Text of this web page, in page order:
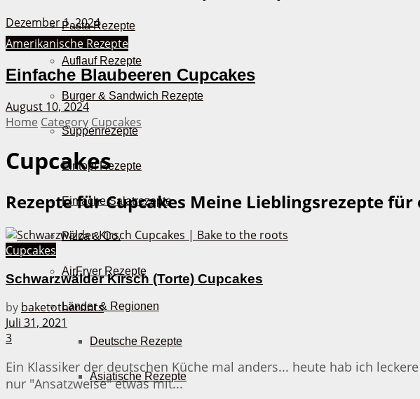
Pasta Rezepte
Auflauf Rezepte
Burger & Sandwich Rezepte
Suppenrezepte
Eintopf Rezepte
Einfache Salatrezepte
Pizza & Co.
AirFryer Rezepte
Länder & Regionen
Deutsche Rezepte
Asiatische Rezepte
Dezember 1, 2024
Amerikanische Rezepte
Einfache Blaubeeren Cupcakes
August 10, 2024
Home Category Cupcakes
Cupcakes
Rezepte für Cupcakes Meine Lieblingsrezepte für
Cupcakes
Schwarzwälder Kirsch (Torte) Cupcakes
by baketotheroots
Juli 31, 2021
3
Ein Klassiker der deutschen Küche mal anders... heute hab ich
nur "Ansatzweise" etwas mit...